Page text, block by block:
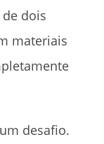
dois
materiais
desafio.